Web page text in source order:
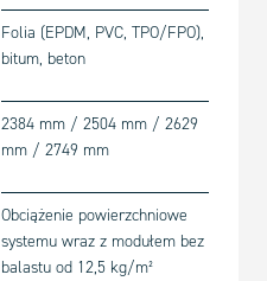
Folia (EPDM, PVC, TPO/FPO),
bitum, beton
2384 mm / 2504 mm / 2629
mm / 2749 mm
Obciążenie powierzchniowe
systemu wraz z modułem bez
balastu od 12,5 kg/m²